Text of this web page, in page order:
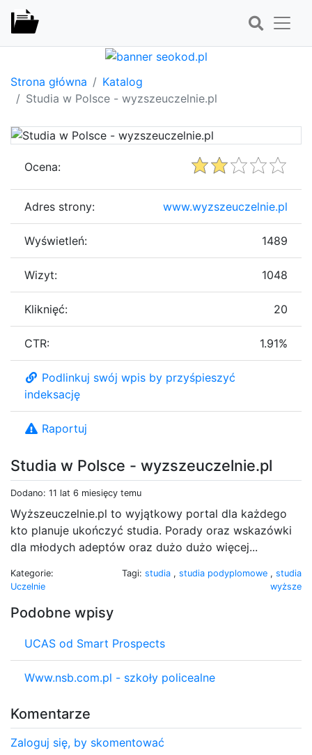
Strona główna
Katalog
Studia w Polsce - wyzszeuczelnie.pl
Studia w Polsce - wyzszeuczelnie.pl
Dodano: 11 lat 6 miesięcy temu
Wyższeuczelnie.pl to wyjątkowy portal dla każdego
kto planuje ukończyć studia. Porady oraz wskazówki
dla młodych adeptów oraz dużo dużo więcej...
Kategorie:
Uczelnie
Tagi: studia , studia podyplomowe , studia
wyższe
Podobne wpisy
UCAS od Smart Prospects
Www.nsb.com.pl - szkoły policealne
Komentarze
Zaloguj się, by skomentować
Ocena:
Adres strony: www.wyzszeuczelnie.pl
Wyświetleń: 1489
Wizyt: 1048
Kliknięć: 20
CTR: 1.91%
Podlinkuj swój wpis by przyśpieszyć
indeksację
Raportuj